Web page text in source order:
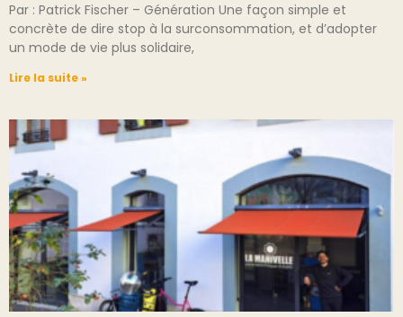
Par : Patrick Fischer – Génération Une façon simple et
concrète de dire stop à la surconsommation, et d’adopter
un mode de vie plus solidaire,
Lire la suite »